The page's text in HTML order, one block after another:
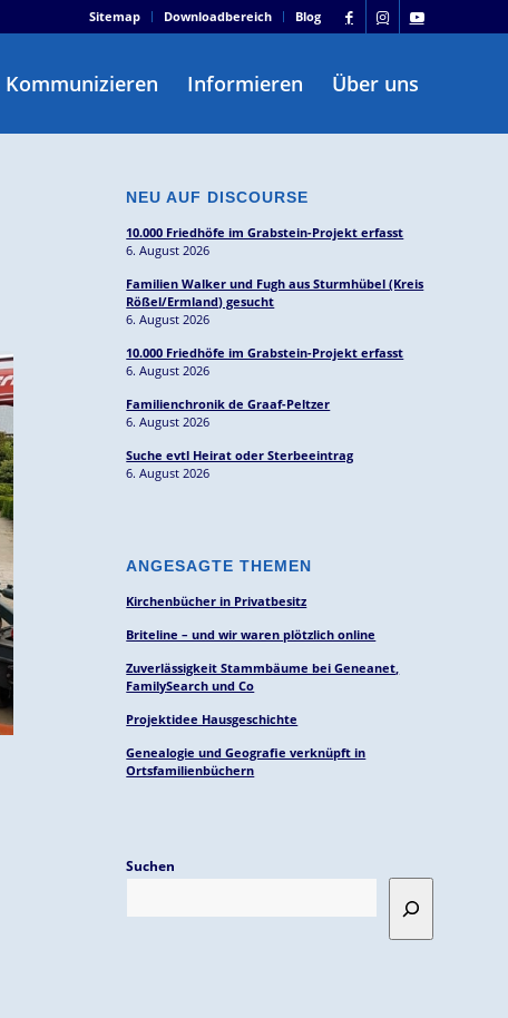
Sitemap Downloadbereich Blog
Kommunizieren Informieren Über uns
NEU AUF DISCOURSE
10.000 Friedhöfe im Grabstein-Projekt erfasst
6. August 2026
Familien Walker und Fugh aus Sturmhübel (Kreis
Rößel/Ermland) gesucht
6. August 2026
10.000 Friedhöfe im Grabstein-Projekt erfasst
6. August 2026
Familienchronik de Graaf-Peltzer
6. August 2026
Suche evtl Heirat oder Sterbeeintrag
6. August 2026
ANGESAGTE THEMEN
Kirchenbücher in Privatbesitz
Briteline – und wir waren plötzlich online
Zuverlässigkeit Stammbäume bei Geneanet,
FamilySearch und Co
Projektidee Hausgeschichte
Genealogie und Geografie verknüpft in
Ortsfamilienbüchern
Suchen